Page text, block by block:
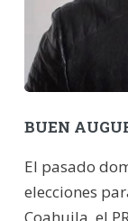
BUEN
El pasado
elecciones
Coahuila, el